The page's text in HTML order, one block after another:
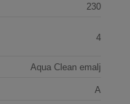
230
4
Aqua Clean emalj
A